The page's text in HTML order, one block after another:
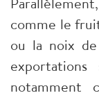
comme le
ou la noix
notamment